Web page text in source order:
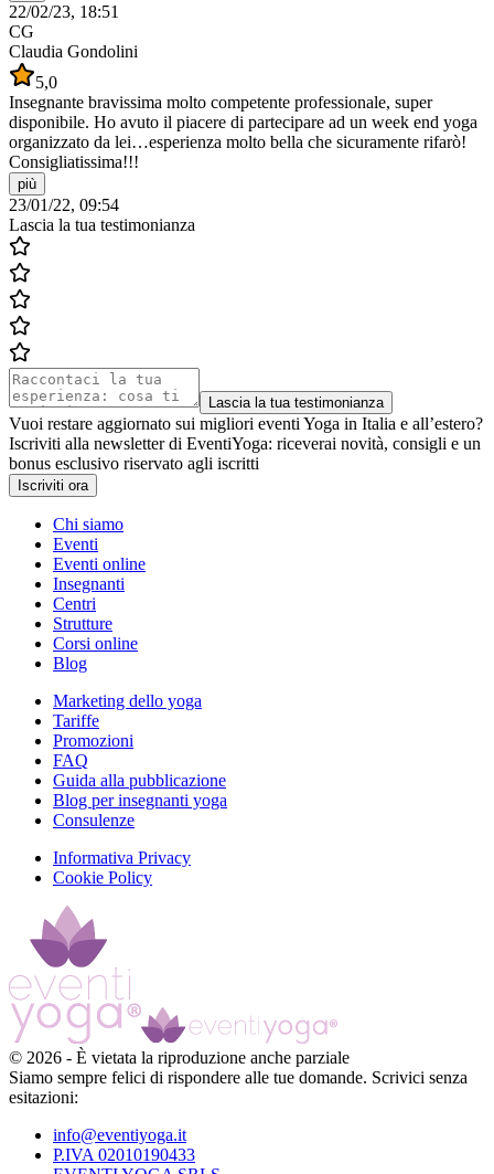
22/02/23, 18:51
CG
Claudia Gondolini
5,0
Insegnante bravissima molto competente professionale, super
disponibile. Ho avuto il piacere di partecipare ad un week end yoga
organizzato da lei…esperienza molto bella che sicuramente rifarò!
Consigliatissima!!!
più
23/01/22, 09:54
Lascia la tua testimonianza
Lascia la tua testimonianza
Vuoi restare aggiornato sui migliori eventi Yoga in Italia e all’estero?
Iscriviti alla newsletter di EventiYoga: riceverai novità, consigli e un
bonus esclusivo riservato agli iscritti
Iscriviti ora
Chi siamo
Eventi
Eventi online
Insegnanti
Centri
Strutture
Corsi online
Blog
Marketing dello yoga
Tariffe
Promozioni
FAQ
Guida alla pubblicazione
Blog per insegnanti yoga
Consulenze
Informativa Privacy
Cookie Policy
© 2026 - È vietata la riproduzione anche parziale
Siamo sempre felici di rispondere alle tue domande. Scrivici senza
esitazioni:
info@eventiyoga.it
P.IVA 02010190433